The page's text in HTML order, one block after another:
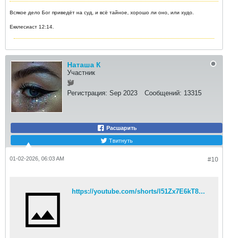
Всякое дело Бог приведёт на суд, и всё тайное, хорошо ли оно, или худо.
Екклесиаст 12:14.
Наташа К
Участник
Регистрация: Sep 2023 Сообщений: 13315
Расшарить
Твитнуть
#10
01-02-2026, 06:03 AM
https://youtube.com/shorts/l51Zx7E6kT8?si=4143OJrq0kDcqOL0